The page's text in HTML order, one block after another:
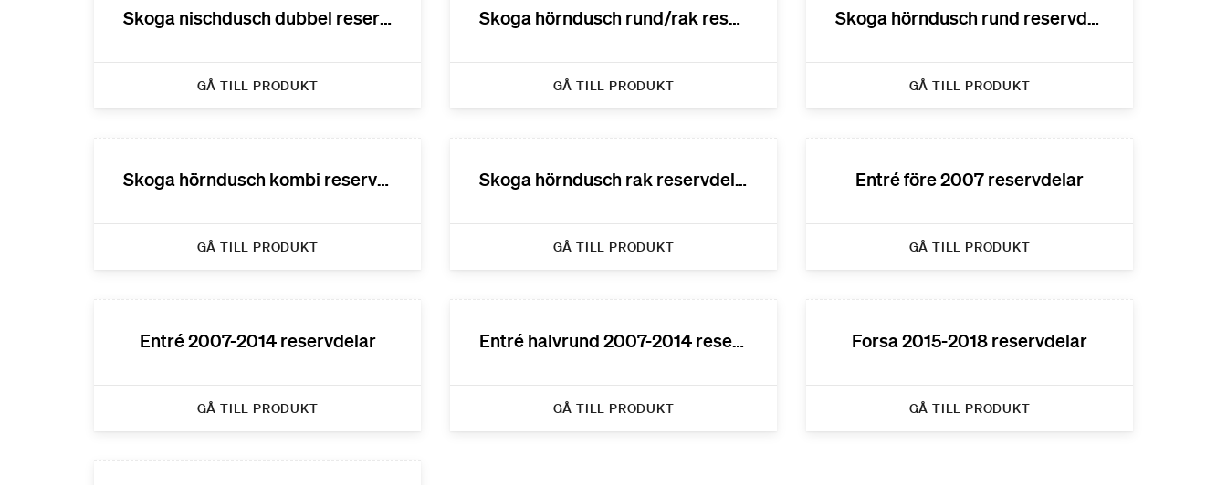
GÅ TILL PRODUKT GÅ TILL PRODUKT GÅ TILL PRODUKT
GÅ TILL PRODUKT GÅ TILL PRODUKT
Entré före 2007 reservdelar
GÅ TILL PRODUKT
Entré 2007-2014 reservdelar
GÅ TILL PRODUKT GÅ TILL PRODUKT
Forsa 2015-2018 reservdelar
GÅ TILL PRODUKT